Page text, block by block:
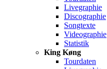
Livegraphie
Discographie
Songtexte
Videographie
Statistik
King Køng
Tourdaten